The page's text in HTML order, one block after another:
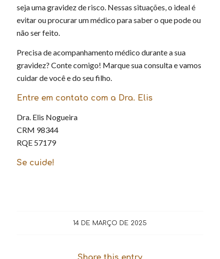
seja uma gravidez de risco. Nessas situações, o ideal é
evitar ou procurar um médico para saber o que pode ou
não ser feito.
Precisa de acompanhamento médico durante a sua
gravidez? Conte comigo! Marque sua consulta e vamos
cuidar de você e do seu filho.
Entre em contato com a Dra. Elis
Dra. Elis Nogueira
CRM 98344
RQE 57179
Se cuide!
14 DE MARÇO DE 2025